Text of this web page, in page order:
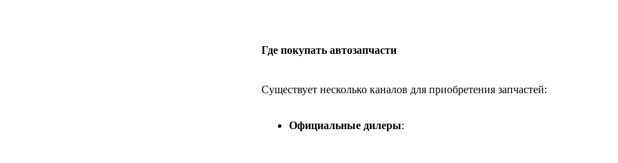
Где покупать автозапчасти
Существует несколько каналов для приобретения запчастей:
Официальные дилеры: